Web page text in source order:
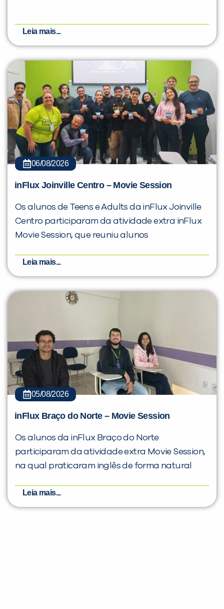
Leia mais...
06/08/2026
inFlux Joinville Centro – Movie Session
Os alunos de Teens e Adults da inFlux Joinville
Centro participaram da atividade extra inFlux
Movie Session, que reuniu alunos
Leia mais...
05/08/2026
inFlux Braço do Norte – Movie Session
Os alunos da inFlux Braço do Norte
participaram da atividade extra Movie Session,
na qual praticaram inglês de forma natural
Leia mais...